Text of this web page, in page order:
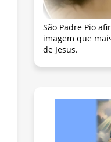
São Padre Pio
imagem que
de Jesus.